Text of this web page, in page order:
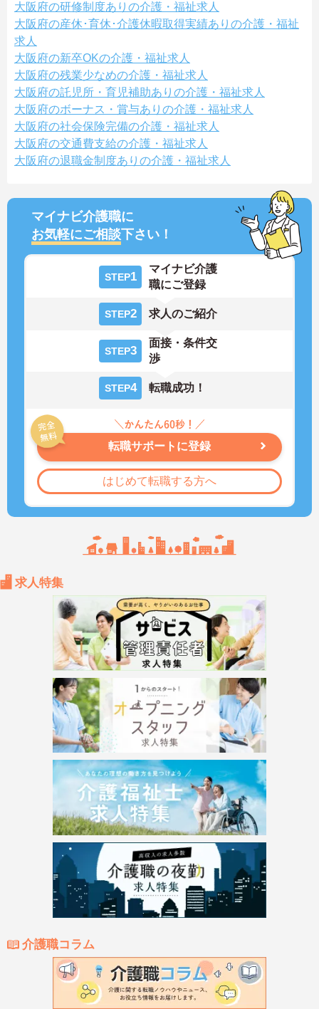
大阪府の研修制度ありの介護・福祉求人
大阪府の産休･育休･介護休暇取得実績ありの介護・福祉
求人
大阪府の新卒OKの介護・福祉求人
大阪府の残業少なめの介護・福祉求人
大阪府の託児所・育児補助ありの介護・福祉求人
大阪府のボーナス・賞与ありの介護・福祉求人
大阪府の社会保険完備の介護・福祉求人
大阪府の交通費支給の介護・福祉求人
大阪府の退職金制度ありの介護・福祉求人
マイナビ介護職に
お気軽にご相談下さい！
STEP1
マイナビ介護
職にご登録
STEP2 求人のご紹介
STEP3
面接・条件交
渉
STEP4 転職成功！
転職サポートに登録
はじめて転職する方へ
求人特集
介護職コラム